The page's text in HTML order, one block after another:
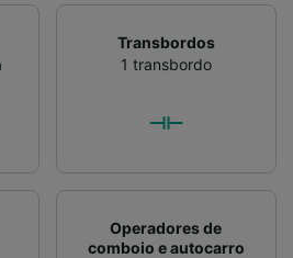
Transbordos
1 transbordo
Operadores de
comboio e autocarro